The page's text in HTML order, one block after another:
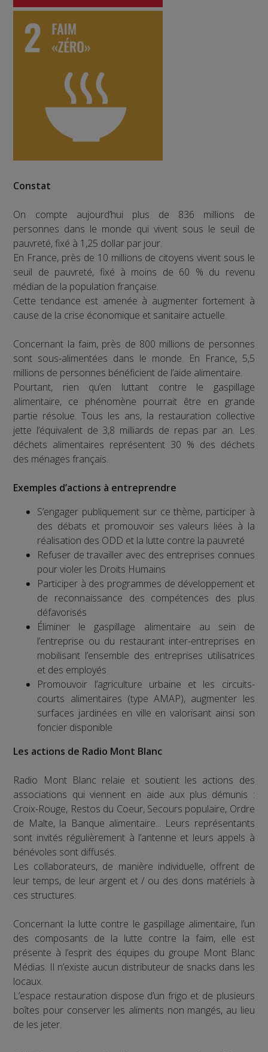
Constat
On compte aujourd’hui plus de 836 millions de
personnes dans le monde qui vivent sous le seuil de
pauvreté, fixé à 1,25 dollar par jour.
En France, près de 10 millions de citoyens vivent sous le
seuil de pauvreté, fixé à moins de 60 % du revenu
médian de la population française.
Cette tendance est amenée à augmenter fortement à
cause de la crise économique et sanitaire actuelle.
Concernant la faim, près de 800 millions de personnes
sont sous-alimentées dans le monde. En France, 5,5
millions de personnes bénéficient de l’aide alimentaire.
Pourtant, rien qu’en luttant contre le gaspillage
alimentaire, ce phénomène pourrait être en grande
partie résolue. Tous les ans, la restauration collective
jette l’équivalent de 3,8 milliards de repas par an. Les
déchets alimentaires représentent 30 % des déchets
des ménages français.
Exemples d’actions à entreprendre
S’engager publiquement sur ce thème, participer à
des débats et promouvoir ses valeurs liées à la
réalisation des ODD et la lutte contre la pauvreté
Refuser de travailler avec des entreprises connues
pour violer les Droits Humains
Participer à des programmes de développement et
de reconnaissance des compétences des plus
défavorisés
Éliminer le gaspillage alimentaire au sein de
l’entreprise ou du restaurant inter-entreprises en
mobilisant l’ensemble des entreprises utilisatrices
et des employés
Promouvoir l’agriculture urbaine et les circuits-
courts alimentaires (type AMAP), augmenter les
surfaces jardinées en ville en valorisant ainsi son
foncier disponible
Les actions de Radio Mont Blanc
Radio Mont Blanc relaie et soutient les actions des
associations qui viennent en aide aux plus démunis :
Croix-Rouge, Restos du Coeur, Secours populaire, Ordre
de Malte, la Banque alimentaire... Leurs représentants
sont invités régulièrement à l’antenne et leurs appels à
bénévoles sont diffusés.
Les collaborateurs, de manière individuelle, offrent de
leur temps, de leur argent et / ou des dons matériels à
ces structures.
Concernant la lutte contre le gaspillage alimentaire, l’un
des composants de la lutte contre la faim, elle est
présente à l’esprit des équipes du groupe Mont Blanc
Médias. Il n’existe aucun distributeur de snacks dans les
locaux.
L’espace restauration dispose d’un frigo et de plusieurs
boîtes pour conserver les aliments non mangés, au lieu
de les jeter.